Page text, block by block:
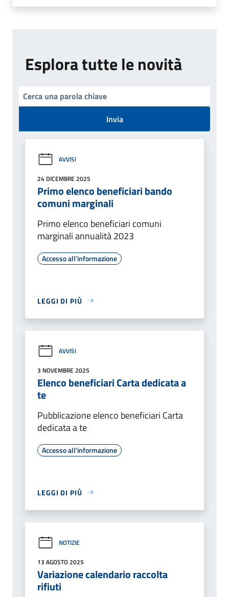
Esplora tutte le novità
Invia
AVVISI
24 DICEMBRE 2025
Primo elenco beneficiari bando
comuni marginali
Primo elenco beneficiari comuni
marginali annualità 2023
Accesso all'informazione
LEGGI DI PIÙ
AVVISI
3 NOVEMBRE 2025
Elenco beneficiari Carta dedicata a
te
Pubblicazione elenco beneficiari Carta
dedicata a te
Accesso all'informazione
LEGGI DI PIÙ
NOTIZIE
13 AGOSTO 2025
Variazione calendario raccolta
rifiuti